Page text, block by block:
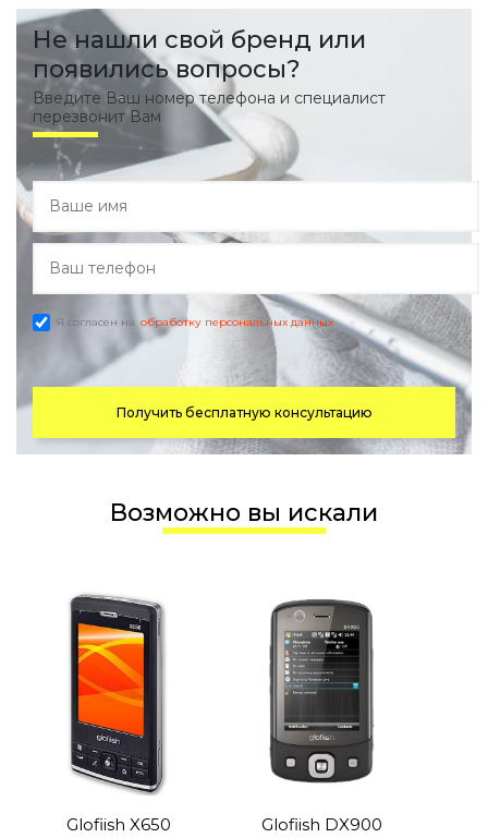
Не нашли свой бренд или
появились вопросы?
Введите Ваш номер телефона и специалист
перезвонит Вам
Я согласен на обработку персональных данных
Получить бесплатную консультацию
Возможно вы искали
Glofiish X650 Glofiish DX900